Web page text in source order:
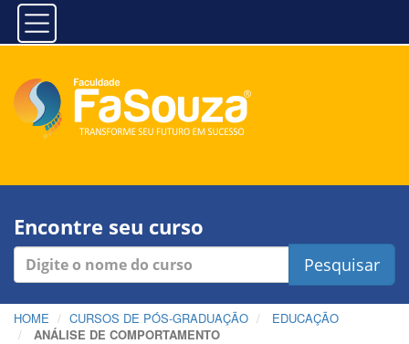
Encontre seu curso
Pesquisar
HOME CURSOS DE PÓS-GRADUAÇÃO
EDUCAÇÃO
ANÁLISE DE COMPORTAMENTO